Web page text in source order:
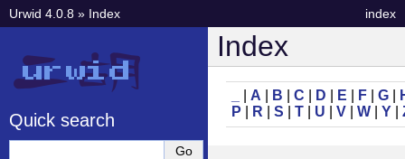
index
Urwid 4.0.8 » Index
Index
A B |C D E F |G
P
R |S |T U |V |W |Y |
Quick search